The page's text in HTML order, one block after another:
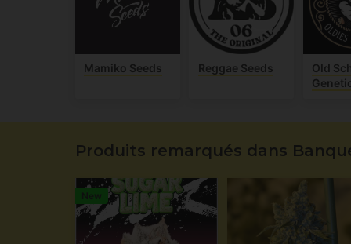
Mamiko Seeds Reggae Seeds
Old
Produits remarqués dans
New